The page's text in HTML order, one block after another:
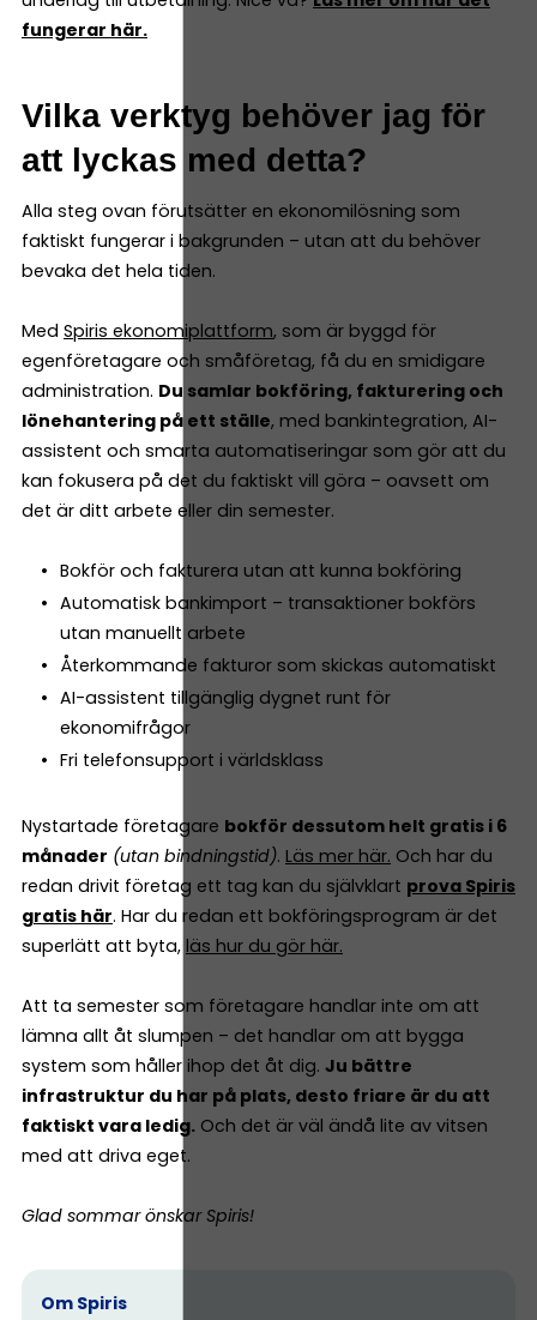
fungerar här.
Vilka verktyg behöver jag för
att lyckas med detta?
Alla steg ovan förutsätter en ekonomilösning som
faktiskt fungerar i bakgrunden – utan att du behöver
bevaka det hela tiden.
Med Spiris ekonomiplattform, som är byggd för
egenföretagare och småföretag, få du en smidigare
administration. Du samlar bokföring, fakturering och
lönehantering på ett ställe, med bankintegration, AI-
assistent och smarta automatiseringar som gör att du
kan fokusera på det du faktiskt vill göra – oavsett om
det är ditt arbete eller din semester.
Bokför och fakturera utan att kunna bokföring
Automatisk bankimport – transaktioner bokförs
utan manuellt arbete
Återkommande fakturor som skickas automatiskt
AI-assistent tillgänglig dygnet runt för
ekonomifrågor
Fri telefonsupport i världsklass
Nystartade företagare bokför dessutom helt gratis i 6
månader (utan bindningstid). Läs mer här. Och har du
redan drivit företag ett tag kan du självklart prova Spiris
gratis här. Har du redan ett bokföringsprogram är det
superlätt att byta, läs hur du gör här.
Att ta semester som företagare handlar inte om att
lämna allt åt slumpen – det handlar om att bygga
system som håller ihop det åt dig. Ju bättre
infrastruktur du har på plats, desto friare är du att
faktiskt vara ledig. Och det är väl ändå lite av vitsen
med att driva eget.
Glad sommar önskar Spiris!
Om Spiris